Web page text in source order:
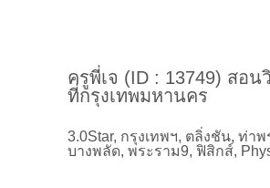
ครูพี่เจ (ID : 13749) สอ
ที่กรุงเทพมหานคร
3.0Star, กรุงเทพฯ, ตลิ่งชัน, ท่าพ
บางพลัด, พระราม9, ฟิสิกส์,